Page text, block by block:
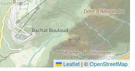
Leaflet | ©OpenStreetMap